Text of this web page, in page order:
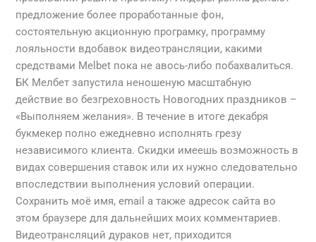
предложение более проработанные фон,
состоятельную акционную програмку, программу
лояльности вдобавок видеотрансляции, какими
средствами Melbet пока не авось-либо побахвалиться.
БК Мелбет запустила неношеную масштабную
действие во безгреховность Новогодних праздников –
«Выполняем желания». В течение в итоге декабря
букмекер полно ежедневно исполнять грезу
независимого клиента. Скидки имеешь возможность в
видах совершения ставок или их нужно следовательно
впоследствии выполнения условий операции.
Сохранить моё имя, email а также адресок сайта во
этом браузере для дальнейших моих комментариев.
Видеотрансляций дураков нет, приходится